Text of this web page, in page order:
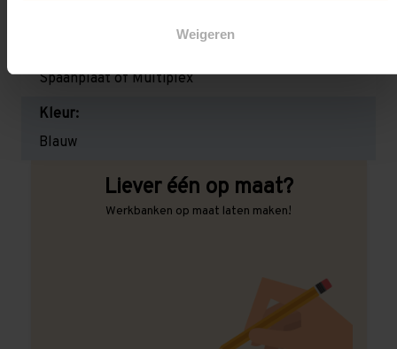
Weigeren
Spaanplaat of Multiplex
Kleur:
Blauw
Liever één op maat?
Werkbanken op maat laten maken!